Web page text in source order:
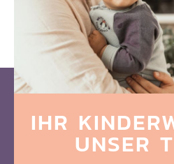
IHR
UNSER